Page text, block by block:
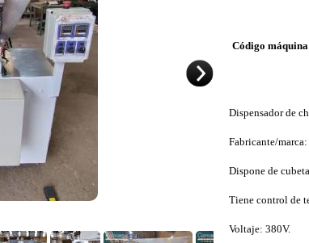
Código
Dispensador de
Fabricante/
Dispone de
Tiene control de
Voltaje: 380V.